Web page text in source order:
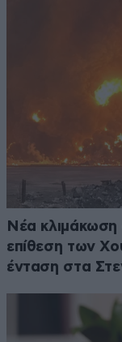
Νέα
επίθεση των
ένταση στα